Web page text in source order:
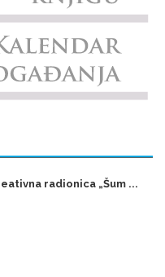
radionica „Šum ...